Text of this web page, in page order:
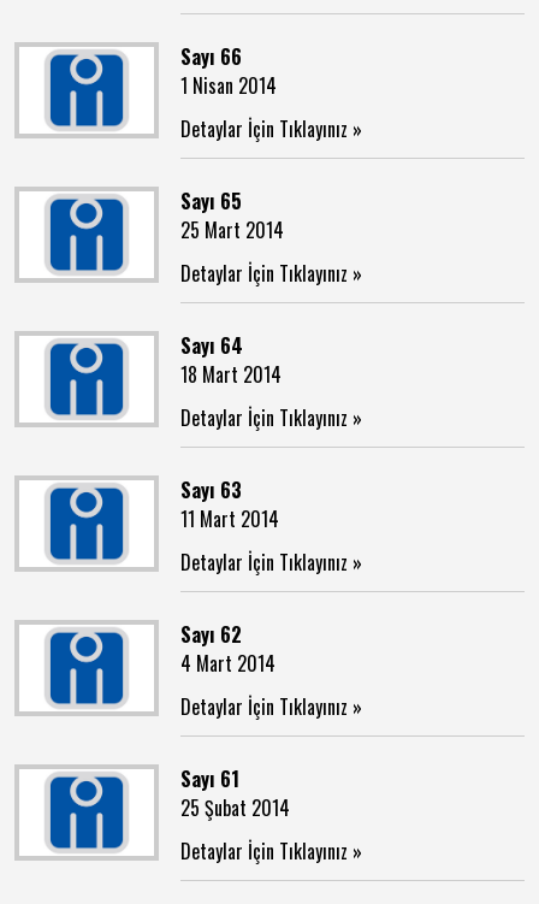
Sayı 66
1 Nisan 2014
Detaylar İçin Tıklayınız »
Sayı 65
25 Mart 2014
Detaylar İçin Tıklayınız »
Sayı 64
18 Mart 2014
Detaylar İçin Tıklayınız »
Sayı 63
11 Mart 2014
Detaylar İçin Tıklayınız »
Sayı 62
4 Mart 2014
Detaylar İçin Tıklayınız »
Sayı 61
25 Şubat 2014
Detaylar İçin Tıklayınız »